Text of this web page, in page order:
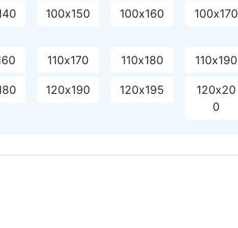
100х150 100х160 100х170
110х170 110х180 110х190
120х190 120х195
120х20
0